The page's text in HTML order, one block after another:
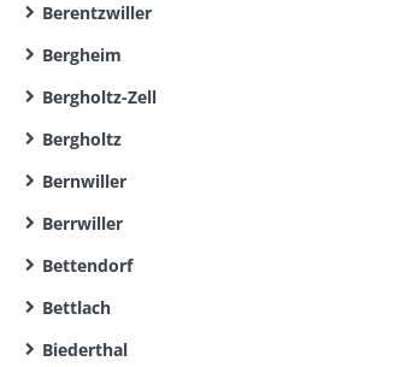
Berentzwiller
Bergheim
Bergholtz-Zell
Bergholtz
Bernwiller
Berrwiller
Bettendorf
Bettlach
Biederthal